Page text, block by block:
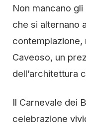
Non mancano
che si alternano
contemplazione,
Caveoso, un
dell’architettura
Il Carnevale dei
celebrazione